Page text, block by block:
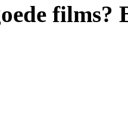
films?